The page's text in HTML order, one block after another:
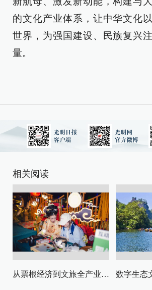
的文化产业体系，让中华文化
世界，为强国建设、民族复兴
量。
相关阅读
从票根经济到文旅全产业链升级